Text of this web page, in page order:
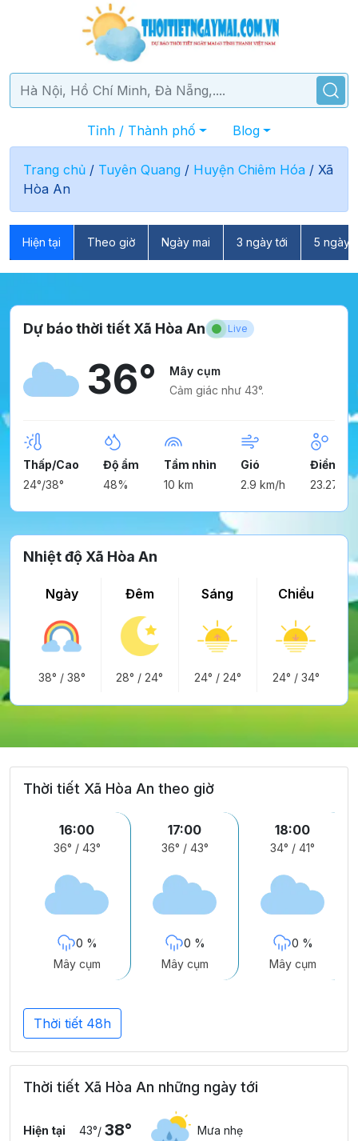
Tỉnh / Thành phố Blog
Trang chủ / Tuyên Quang / Huyện Chiêm Hóa / Xã
Hòa An
Hiện tại Theo giờ Ngày mai 3 ngày tới 5 ngày
Dự báo thời tiết Xã Hòa An Live
36°
Mây cụm
Cảm giác như 43°.
Thấp/Cao
24°/38°
Độ ẩm
48%
Tầm nhìn
10 km
Gió
2.9 km/h
Điểm
23.27°
Nhiệt độ Xã Hòa An
Ngày
38° / 38°
Đêm
28° /24°
Sáng
24° / 24°
Chiều
24° / 34°
Thời tiết Xã Hòa An theo giờ
16:00
36° / 43°
0 %
Mây cụm
17:00
36° / 43°
0 %
Mây cụm
18:00
34° / 41°
0 %
Mây cụm
Thời tiết 48h
Thời tiết Xã Hòa An những ngày tới
Hiện tại 43°/ 38° Mưa nhẹ